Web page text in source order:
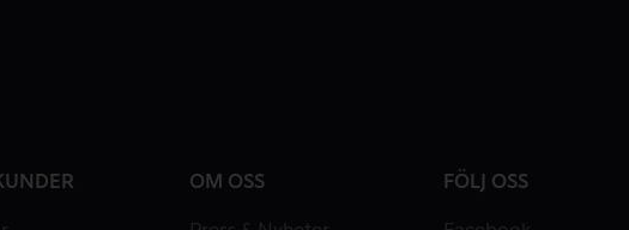
OM OSS FÖLJ OSS